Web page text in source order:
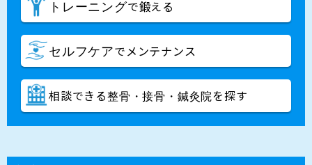
トレーニングで鍛える
セルフケアでメンテナンス
相談できる整骨・接骨・鍼灸院を探す